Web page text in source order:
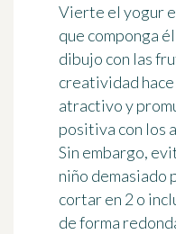
Vierte el yogur
que componga
dibujo con las
creatividad hace
atractivo y
positiva con los
Sin embargo,
niño demasiado
cortar en 2 o
de forma